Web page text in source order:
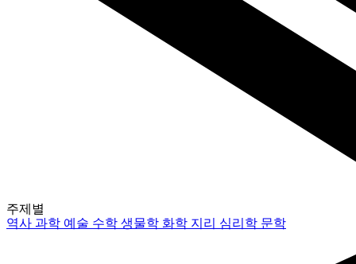
주제별
역사과학 예술 수학생물학 화학 지리 심리학 문학